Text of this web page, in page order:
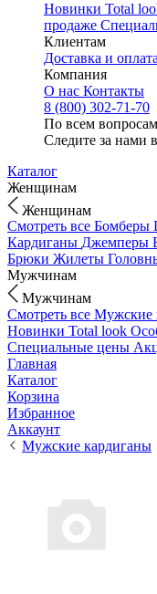
Новинки Total
продаже
Клиентам
Доставка и оплата
Компания
О нас Контакты
8 (800) 302-71-70
По всем вопросам
Следите за нами
Каталог
Женщинам
Женщинам
Смотреть все Бомберы
Кардиганы Джемперы
Брюки Жилеты
Мужчинам
Мужчинам
Смотреть все Мужские
Новинки Total look
Специальные цены
Главная
Каталог
Корзина
Избранное
Аккаунт
Мужские кардиганы